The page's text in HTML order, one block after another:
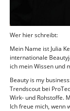
Wer hier schreibt:
Mein Name ist Julia
internationale
ich mein Wissen und
Beauty is my
Trendscout bei
Wirk- und Rohstoffe.
Ich freue mich, wenn